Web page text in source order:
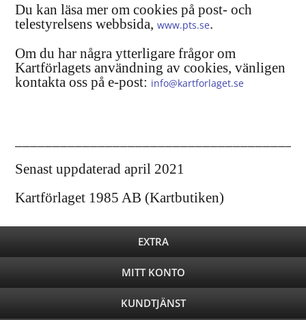
Du kan läsa mer om cookies på post- och
telestyrelsens webbsida,www.pts.se.
Om du har några ytterligare frågor om
Kartförlagets användning av cookies, vänligen
kontakta oss på e-post: info@kartforlaget.se
Senast uppdaterad april 2021
Kartförlaget 1985 AB (Kartbutiken)
EXTRA
MITT KONTO
KUNDTJÄNST